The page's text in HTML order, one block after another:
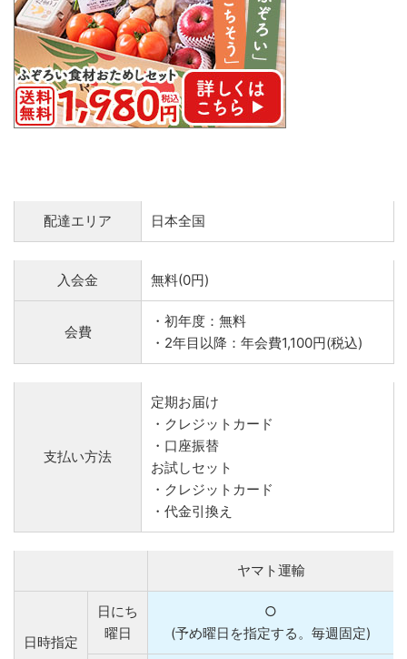
配達エリア 日本全国
入会金 無料(0円)
会費
・初年度：無料
・2年目以降：年会費1,100円(税込)
支払い方法
定期お届け
・クレジットカード
・口座振替
お試しセット
・クレジットカード
・代金引換え
ヤマト運輸
日時指定
日にち
曜日
○
(予め曜日を指定する。毎週固定)